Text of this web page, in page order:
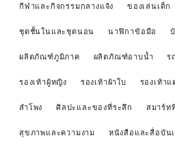
กีฬาและกิจกรรมกลางแจ้ง ของเล่นเด็ก
ชุดชั้นในและชุดนอน นาฬิกาข้อมือ
ผลิตภัณฑ์ภูมิภาค ผลิตภัณฑ์อาบน้ำ ร
รองเท้าผู้หญิง รองเท้าผ้าใบ รองเท้าแ
ลำโพง ศิลปะและของที่ระลึก สมาร์ท
สุขภาพและความงาม หนังสือและสื่อบัน